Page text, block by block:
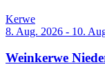
Kerwe
8. Aug. 2026 - 10.
Weinkerwe